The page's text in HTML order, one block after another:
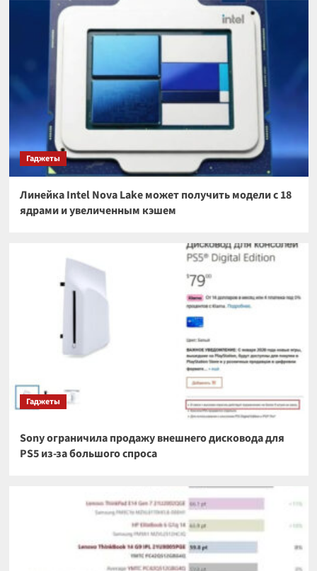
Гаджеты
Линейка Intel Nova Lake может получить модели с 18
ядрами и увеличенным кэшем
Гаджеты
Sony ограничила продажу внешнего дисковода для
PS5 из-за большого спроса